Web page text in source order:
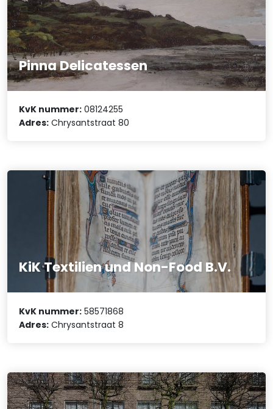
Pinna Delicatessen
KvK nummer: 08124255
Adres: Chrysantstraat 80
KiK Textilien und Non-Food B.V.
KvK nummer: 58571868
Adres: Chrysantstraat 8